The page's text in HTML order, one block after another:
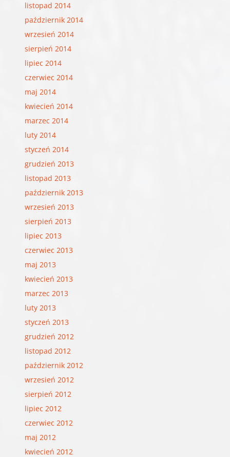
listopad 2014
październik 2014
wrzesień 2014
sierpień 2014
lipiec 2014
czerwiec 2014
maj 2014
kwiecień 2014
marzec 2014
luty 2014
styczeń 2014
grudzień 2013
listopad 2013
październik 2013
wrzesień 2013
sierpień 2013
lipiec 2013
czerwiec 2013
maj 2013
kwiecień 2013
marzec 2013
luty 2013
styczeń 2013
grudzień 2012
listopad 2012
październik 2012
wrzesień 2012
sierpień 2012
lipiec 2012
czerwiec 2012
maj 2012
kwiecień 2012